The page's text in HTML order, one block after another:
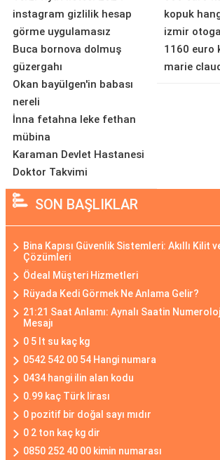
instagram gizlilik hesap
görme uygulamasız
Buca bornova dolmuş
güzergahı
Okan bayülgen'in babası
nereli
İnna fetahna leke fethan
mübina
Karaman Devlet Hastanesi
Doktor Takvimi
kopuk
izmir
1160 euro
marie
SON BAŞLIKLAR
Bina Kapısı Güvenlik Sistemleri: Akıllı Kilit
Çözümleri
Ödeal Müşteri Hizmetleri
Rüyada Kedi Görmek Ne Anlama Gelir?
21:21 Saat Anlamı: Aynalı Saatin
Mesajı
0 5 lt su kaç kg
0542 542 00 54 Hangi numara
0434 hangi ilin alan kodu
0.99 kaç Türk lirası
0 pozitif bir doğal sayı mıdır
0 2 ton kaç kg dir
0850 252 40 00 kimin numarası